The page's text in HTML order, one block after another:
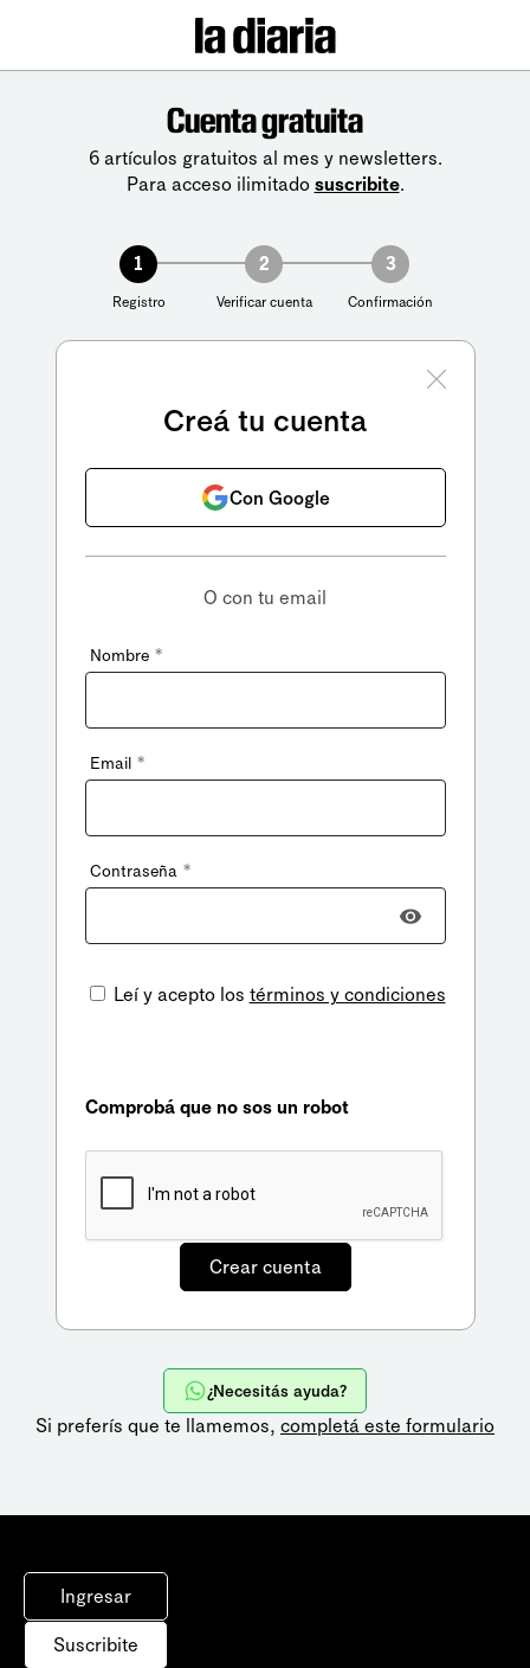
Cuenta gratuita
6 artículos gratuitos al mes y newsletters.
Para acceso ilimitado suscribite.
1
Registro
2
Verificar cuenta
3
Confirmación
Creá tu cuenta
Con Google
O con tu email
Nombre *
Email *
Contraseña *
Leí y acepto los términos y condiciones
Comprobá que no sos un robot
¿Necesitás ayuda?
Si preferís que te llamemos, completá este formulario
Ingresar
Suscribite